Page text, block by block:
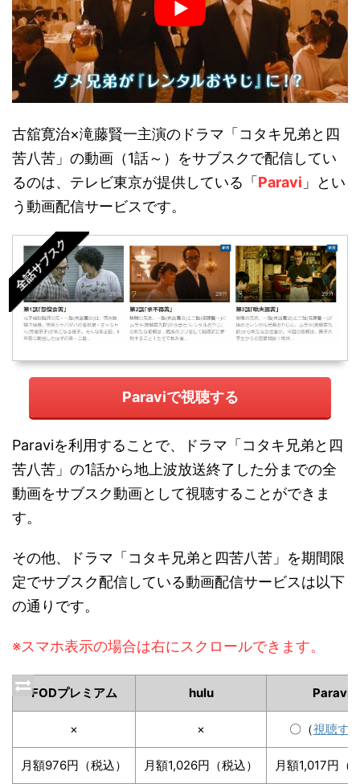
古舘寛治×滝藤賢一主演のドラマ「コタキ兄弟と四
苦八苦」の動画（1話～）をサブスクで配信してい
るのは、テレビ東京が提供している「 Paravi 」とい
う動画配信サービスです。
全話サブスク
Paraviで視聴する
Paraviを利用することで、ドラマ「コタキ兄弟と四
苦八苦」の1話から地上波放送終了した分までの全
動画をサブスク動画として視聴することができま
す。
その他、ドラマ「コタキ兄弟と四苦八苦」を期間限
定でサブスク配信している動画配信サービスは以下
の通りです。
※スマホ表示の場合は右にスクロールできます。
FODプレミアム hulu Paravi
× × 〇（視聴す
月額976円（税込） 月額1,026円（税込） 月額1,017円（